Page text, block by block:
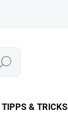
TIPPS & TRICKS